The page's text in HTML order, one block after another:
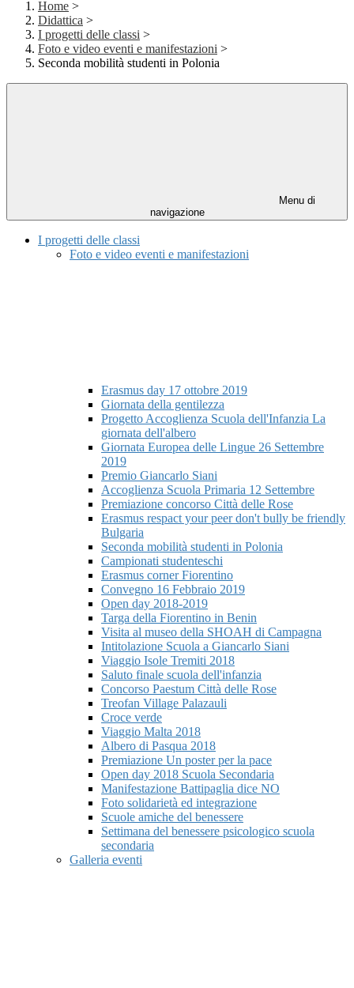
Home >
Didattica >
I progetti delle classi >
Foto e video eventi e manifestazioni >
Seconda mobilità studenti in Polonia
Menu di
navigazione
I progetti delle classi
Foto e video eventi e manifestazioni
Erasmus day 17 ottobre 2019
Giornata della gentilezza
Progetto Accoglienza Scuola dell'Infanzia La
giornata dell'albero
Giornata Europea delle Lingue 26 Settembre
2019
Premio Giancarlo Siani
Accoglienza Scuola Primaria 12 Settembre
Premiazione concorso Città delle Rose
Erasmus respact your peer don't bully be friendly
Bulgaria
Seconda mobilità studenti in Polonia
Campionati studenteschi
Erasmus corner Fiorentino
Convegno 16 Febbraio 2019
Open day 2018-2019
Targa della Fiorentino in Benin
Visita al museo della SHOAH di Campagna
Intitolazione Scuola a Giancarlo Siani
Viaggio Isole Tremiti 2018
Saluto finale scuola dell'infanzia
Concorso Paestum Città delle Rose
Treofan Village Palazauli
Croce verde
Viaggio Malta 2018
Albero di Pasqua 2018
Premiazione Un poster per la pace
Open day 2018 Scuola Secondaria
Manifestazione Battipaglia dice NO
Foto solidarietà ed integrazione
Scuole amiche del benessere
Settimana del benessere psicologico scuola
secondaria
Galleria eventi